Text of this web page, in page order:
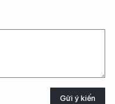
Gửi ý kiến